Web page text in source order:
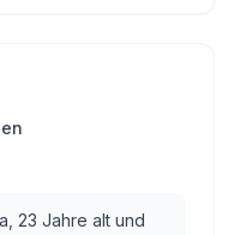
23 Jahre alt und